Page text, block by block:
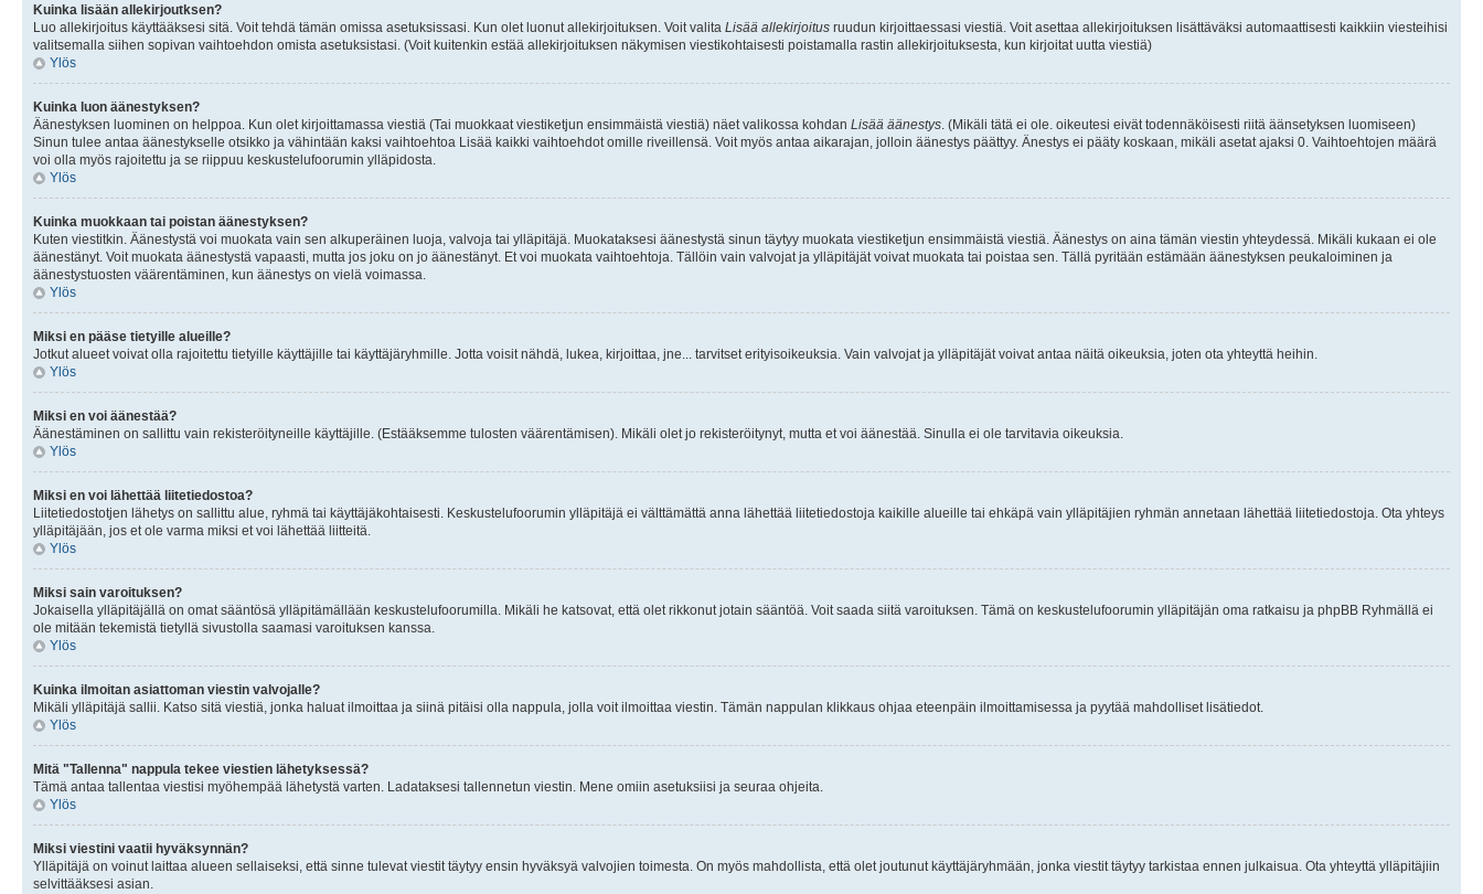
Kuinka lisään allekirjoutksen?
Luo allekirjoitus käyttääksesi sitä. Voit tehdä tämän omissa asetuksissasi. Kun olet luonut allekirjoituksen. Voit valita Lisää allekirjoitus ruudun kirjoittaessasi viestiä. Voit asettaa allekirjoituksen lisättäväksi automaattisesti kaikkiin viesteihisi
valitsemalla siihen sopivan vaihtoehdon omista asetuksistasi. (Voit kuitenkin estää allekirjoituksen näkymisen viestikohtaisesti poistamalla rastin allekirjoituksesta, kun kirjoitat uutta viestiä)
Ylös
Kuinka luon äänestyksen?
Äänestyksen luominen on helppoa. Kun olet kirjoittamassa viestiä (Tai muokkaat viestiketjun ensimmäistä viestiä) näet valikossa kohdan Lisää äänestys . (Mikäli tätä ei ole. oikeutesi eivät todennäköisesti riitä äänsetyksen luomiseen)
Sinun tulee antaa äänestykselle otsikko ja vähintään kaksi vaihtoehtoa Lisää kaikki vaihtoehdot omille riveillensä. Voit myös antaa aikarajan, jolloin äänestys päättyy. Änestys ei pääty koskaan, mikäli asetat ajaksi 0. Vaihtoehtojen määrä
voi olla myös rajoitettu ja se riippuu keskustelufoorumin ylläpidosta.
Ylös
Kuinka muokkaan tai poistan äänestyksen?
Kuten viestitkin. Äänestystä voi muokata vain sen alkuperäinen luoja, valvoja tai ylläpitäjä. Muokataksesi äänestystä sinun täytyy muokata viestiketjun ensimmäistä viestiä. Äänestys on aina tämän viestin yhteydessä. Mikäli kukaan ei ole
äänestänyt. Voit muokata äänestystä vapaasti, mutta jos joku on jo äänestänyt. Et voi muokata vaihtoehtoja. Tällöin vain valvojat ja ylläpitäjät voivat muokata tai poistaa sen. Tällä pyritään estämään äänestyksen peukaloiminen ja
äänestystuosten väärentäminen, kun äänestys on vielä voimassa.
Ylös
Miksi en pääse tietyille alueille?
Jotkut alueet voivat olla rajoitettu tietyille käyttäjille tai käyttäjäryhmille. Jotta voisit nähdä, lukea, kirjoittaa, jne... tarvitset erityisoikeuksia. Vain valvojat ja ylläpitäjät voivat antaa näitä oikeuksia, joten ota yhteyttä heihin.
Ylös
Miksi en voi äänestää?
Äänestäminen on sallittu vain rekisteröityneille käyttäjille. (Estääksemme tulosten väärentämisen). Mikäli olet jo rekisteröitynyt, mutta et voi äänestää. Sinulla ei ole tarvitavia oikeuksia.
Ylös
Miksi en voi lähettää liitetiedostoa?
Liitetiedostotjen lähetys on sallittu alue, ryhmä tai käyttäjäkohtaisesti. Keskustelufoorumin ylläpitäjä ei välttämättä anna lähettää liitetiedostoja kaikille alueille tai ehkäpä vain ylläpitäjien ryhmän annetaan lähettää liitetiedostoja. Ota yhteys
ylläpitäjään, jos et ole varma miksi et voi lähettää liitteitä.
Ylös
Miksi sain varoituksen?
Jokaisella ylläpitäjällä on omat sääntösä ylläpitämällään keskustelufoorumilla. Mikäli he katsovat, että olet rikkonut jotain sääntöä. Voit saada siitä varoituksen. Tämä on keskustelufoorumin ylläpitäjän oma ratkaisu ja phpBB Ryhmällä ei
ole mitään tekemistä tietyllä sivustolla saamasi varoituksen kanssa.
Ylös
Kuinka ilmoitan asiattoman viestin valvojalle?
Mikäli ylläpitäjä sallii. Katso sitä viestiä, jonka haluat ilmoittaa ja siinä pitäisi olla nappula, jolla voit ilmoittaa viestin. Tämän nappulan klikkaus ohjaa eteenpäin ilmoittamisessa ja pyytää mahdolliset lisätiedot.
Ylös
Mitä "Tallenna" nappula tekee viestien lähetyksessä?
Tämä antaa tallentaa viestisi myöhempää lähetystä varten. Ladataksesi tallennetun viestin. Mene omiin asetuksiisi ja seuraa ohjeita.
Ylös
Miksi viestini vaatii hyväksynnän?
Ylläpitäjä on voinut laittaa alueen sellaiseksi, että sinne tulevat viestit täytyy ensin hyväksyä valvojien toimesta. On myös mahdollista, että olet joutunut käyttäjäryhmään, jonka viestit täytyy tarkistaa ennen julkaisua. Ota yhteyttä ylläpitäjiin
selvittääksesi asian.